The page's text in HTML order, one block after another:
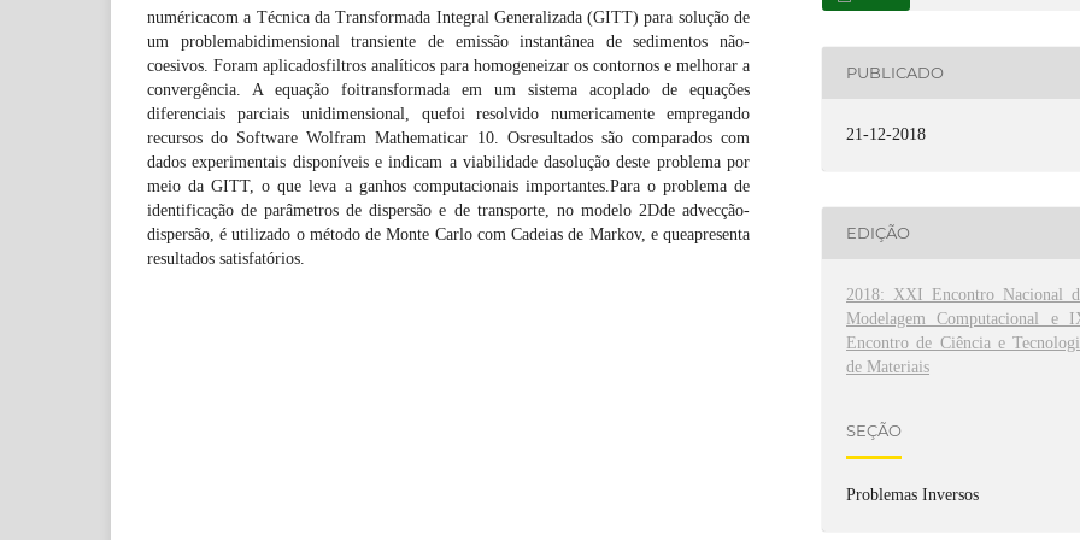
numéricacom a Técnica da Transformada Integral Generalizada (GITT) para solução de
um problemabidimensional transiente de emissão instantânea de sedimentos não-
coesivos. Foram aplicadosfiltros analíticos para homogeneizar os contornos e melhorar a
convergência. A equação foitransformada em um sistema acoplado de equações
diferenciais parciais unidimensional, quefoi resolvido numericamente empregando
recursos do Software Wolfram Mathematicar 10. Osresultados são comparados com
dados experimentais disponíveis e indicam a viabilidade dasolução deste problema por
meio da GITT, o que leva a ganhos computacionais importantes.Para o problema de
identificação de parâmetros de dispersão e de transporte, no modelo 2Dde advecção-
dispersão, é utilizado o método de Monte Carlo com Cadeias de Markov, e queapresenta
resultados satisfatórios.
PUBLICADO
21-12-2018
EDIÇÃO
2018: XXI Encontro Nacional
Modelagem Computacional e
Encontro de Ciência e
de Materiais
SEÇÃO
Problemas Inversos